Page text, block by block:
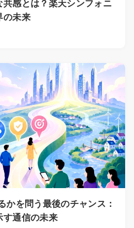
共感とは？楽天シンフォニ
の未来
かを問う最後のチャンス：
す通信の未来